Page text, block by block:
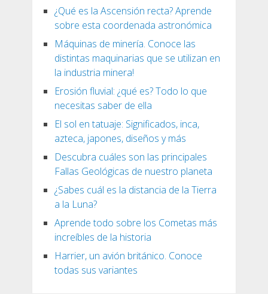
¿Qué es la Ascensión recta? Aprende
sobre esta coordenada astronómica
Máquinas de minería. Conoce las
distintas maquinarias que se utilizan en
la industria minera!
Erosión fluvial: ¿qué es? Todo lo que
necesitas saber de ella
El sol en tatuaje: Significados, inca,
azteca, japones, diseños y más
Descubra cuáles son las principales
Fallas Geológicas de nuestro planeta
¿Sabes cuál es la distancia de la Tierra
a la Luna?
Aprende todo sobre los Cometas más
increíbles de la historia
Harrier, un avión británico. Conoce
todas sus variantes